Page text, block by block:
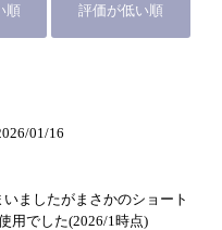
順 評価が低い順
01/16
ましたがまさかのショート
用でした(2026/1時点)